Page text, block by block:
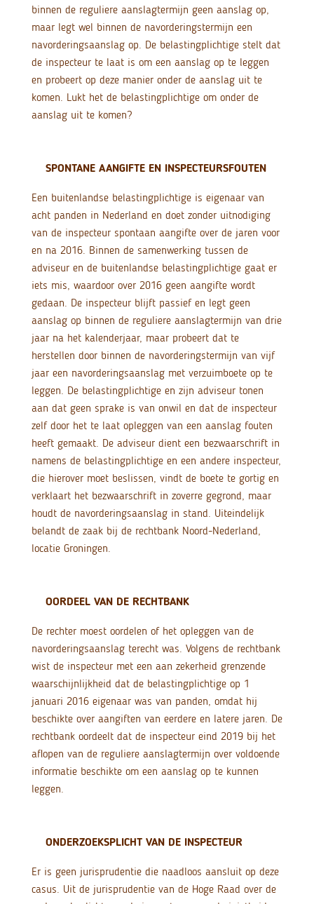
binnen de reguliere aanslagtermijn geen aanslag op,
maar legt wel binnen de navorderingstermijn een
navorderingsaanslag op. De belastingplichtige stelt dat
de inspecteur te laat is om een aanslag op te leggen
en probeert op deze manier onder de aanslag uit te
komen. Lukt het de belastingplichtige om onder de
aanslag uit te komen?
SPONTANE AANGIFTE EN INSPECTEURSFOUTEN
Een buitenlandse belastingplichtige is eigenaar van
acht panden in Nederland en doet zonder uitnodiging
van de inspecteur spontaan aangifte over de jaren voor
en na 2016. Binnen de samenwerking tussen de
adviseur en de buitenlandse belastingplichtige gaat er
iets mis, waardoor over 2016 geen aangifte wordt
gedaan. De inspecteur blijft passief en legt geen
aanslag op binnen de reguliere aanslagtermijn van drie
jaar na het kalenderjaar, maar probeert dat te
herstellen door binnen de navorderingstermijn van vijf
jaar een navorderingsaanslag met verzuimboete op te
leggen. De belastingplichtige en zijn adviseur tonen
aan dat geen sprake is van onwil en dat de inspecteur
zelf door het te laat opleggen van een aanslag fouten
heeft gemaakt. De adviseur dient een bezwaarschrift in
namens de belastingplichtige en een andere inspecteur,
die hierover moet beslissen, vindt de boete te gortig en
verklaart het bezwaarschrift in zoverre gegrond, maar
houdt de navorderingsaanslag in stand. Uiteindelijk
belandt de zaak bij de rechtbank Noord-Nederland,
locatie Groningen.
OORDEEL VAN DE RECHTBANK
De rechter moest oordelen of het opleggen van de
navorderingsaanslag terecht was. Volgens de rechtbank
wist de inspecteur met een aan zekerheid grenzende
waarschijnlijkheid dat de belastingplichtige op 1
januari 2016 eigenaar was van panden, omdat hij
beschikte over aangiften van eerdere en latere jaren. De
rechtbank oordeelt dat de inspecteur eind 2019 bij het
aflopen van de reguliere aanslagtermijn over voldoende
informatie beschikte om een aanslag op te kunnen
leggen.
ONDERZOEKSPLICHT VAN DE INSPECTEUR
Er is geen jurisprudentie die naadloos aansluit op deze
casus. Uit de jurisprudentie van de Hoge Raad over de